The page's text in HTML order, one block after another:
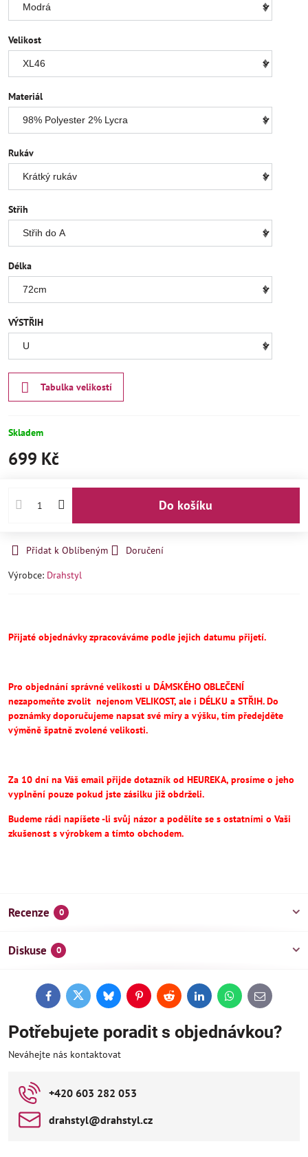
Velikost
Materiál
Rukáv
Střih
Délka
VÝSTŘIH
Tabulka velikostí
Skladem
699 Kč
Do košíku
Přidat k Oblíbeným
Doručení
Výrobce: Drahstyl
Přijaté objednávky zpracováváme podle jejich datumu přijetí.
Pro objednání správné velikosti u DÁMSKÉHO OBLEČENÍ
nezapomeňte zvolit nejenom VELIKOST, ale i DÉLKU a STŘIH.Do
poznámky doporučujeme napsat své míry a výšku, tím předejděte
výměně špatně zvolené velikosti.
Za 10 dní na Váš email přijde dotazník od HEUREKA, prosíme o jeho
vyplnění pouze pokud jste zásilku již obdrželi.
Budeme rádi napíšete -li svůj názor a podělíte se s ostatními o Vaši
zkušenost s výrobkem a tímto obchodem.
Recenze 0
Diskuse 0
FacebookTwitterBlueskyPinterestReddit LinkedInWhatsApp
E-
mail
Potřebujete poradit s objednávkou?
Neváhejte nás kontaktovat
+420 603 282 053
drahstyl​@drahstyl​.cz